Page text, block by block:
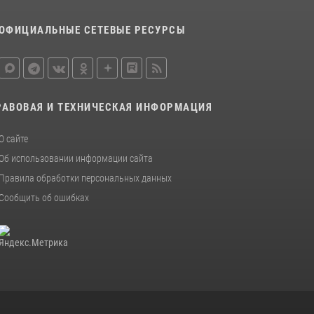
краю.
Росгвардейцы Зеленогорска стали
летия города
СЕТЕВЫЕ РЕСУРСЫ
И ТЕХНИЧЕСКАЯ ИНФОРМАЦИЯ
О сайте
Об использовании информации сайта
Правила обработки персональных данных
Сообщить об ошибках